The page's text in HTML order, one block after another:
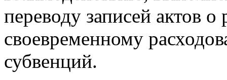
переводу записей актов
своевременному
субвенций.